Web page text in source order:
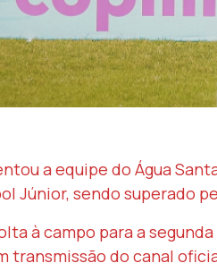
a equipe do Água
Júnior, sendo superado
à campo para a
transmissão do canal